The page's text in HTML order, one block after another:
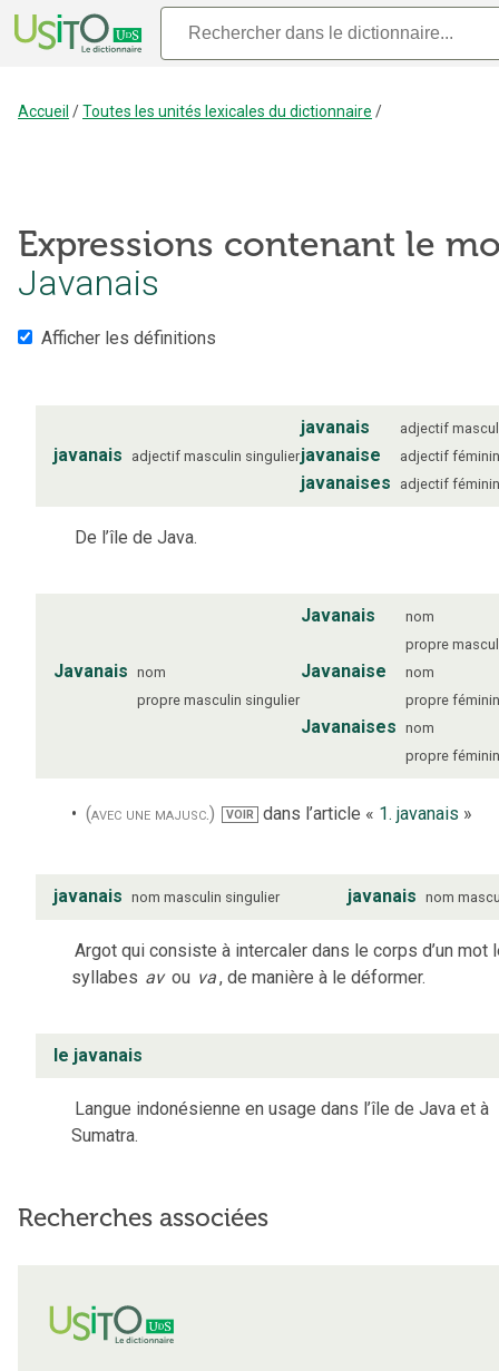
Accueil /Toutes les unités lexicales du dictionnaire /
Expressions contenant le
Javanais
Afficher les définitions
javanais adjectif masculin singulier
javanais adjectif
javanaise adjectif
javanaises adjectif
De l’île de Java.
Javanais nom
propre masculin singulier
Javanais
nom
propre
Javanaise
nom
propre
Javanaises nom
propre
(avec une majusc.) VOIR dans l’article « 1. javanais »
javanais nom masculin singulier javanais nom
Argot qui consiste à intercaler dans le corps d’un mot
syllabes av ou va, de manière à le déformer.
le javanais
Langue indonésienne en usage dans l’île de Java et à
Sumatra.
Recherches associées